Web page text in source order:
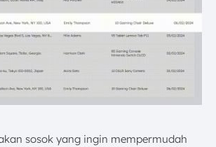
sosok yang ingin mempermudah